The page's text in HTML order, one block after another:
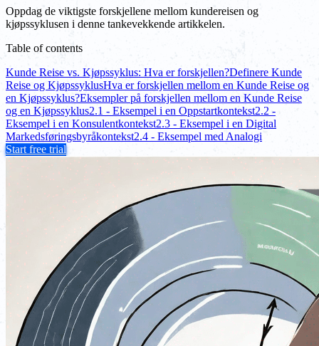
Oppdag de viktigste forskjellene mellom kundereisen og
kjøpssyklusen i denne tankevekkende artikkelen.
Table of contents
Kunde Reise vs. Kjøpssyklus: Hva er forskjellen?Definere Kunde
Reise og KjøpssyklusHva er forskjellen mellom en Kunde Reise og
en Kjøpssyklus?Eksempler på forskjellen mellom en Kunde Reise
og en Kjøpssyklus2.1 - Eksempel i en Oppstartkontekst2.2 -
Eksempel i en Konsulentkontekst2.3 - Eksempel i en Digital
Markedsføringsbyråkontekst2.4 - Eksempel med Analogi
Start free trial